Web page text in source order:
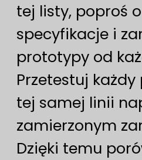
tej listy, poproś
specyfikacje i
prototypy od
Przetestuj
tej samej linii
zamierzonym
Dzięki temu